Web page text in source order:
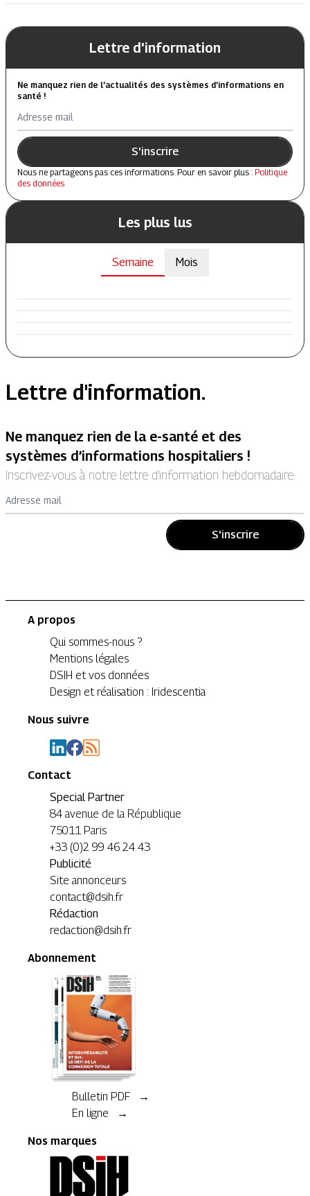
Lettre d'information
Ne manquez rien de l’actualités des systèmes d’informations en
santé !
Adresse mail
S'inscrire
Nous ne partageons pas ces informations. Pour en savoir plus : Politique
des données
Les plus lus
Semaine Mois
Lettre d'information.
Ne manquez rien de la e-santé et des
systèmes d’informations hospitaliers !
Inscrivez-vous à notre lettre d’information hebdomadaire.
Adresse mail
S'inscrire
A propos
Qui sommes-nous ?
Mentions légales
DSIH et vos données
Design et réalisation : Iridescentia
Nous suivre
Contact
Special Partner
84 avenue de la République
75011 Paris
+33 (0)2 99 46 24 43
Publicité
Site annonceurs
contact@dsih.fr
Rédaction
redaction@dsih.fr
Abonnement
Bulletin PDF →
En ligne →
Nos marques